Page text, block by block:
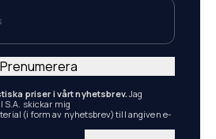
priser i vårt nyhetsbrev.Jag
S.A. skickar mig
(i form av nyhetsbrev) till angiven e-
Prenumerera